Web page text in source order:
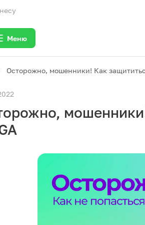
Меню
Осторожно, мошенники! Как